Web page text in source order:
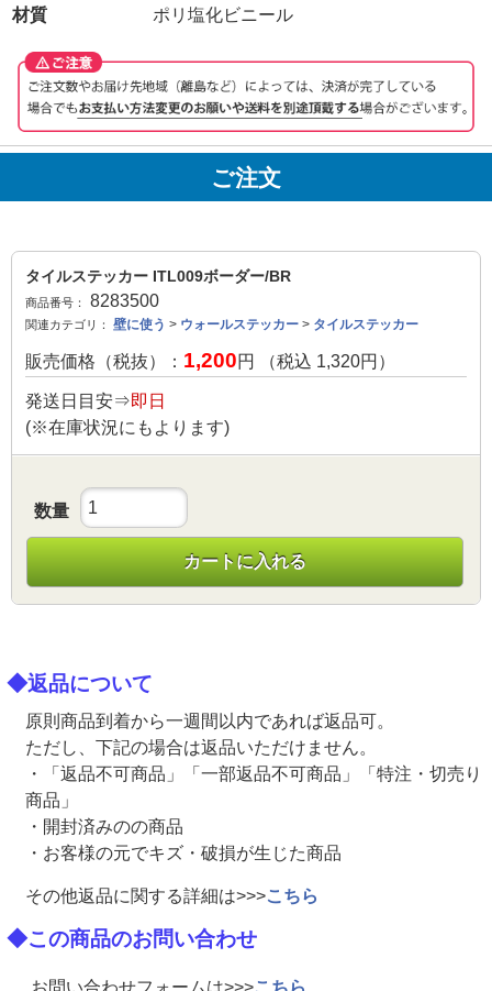
材質
ポリ塩化ビニール
ご注文
タイルステッカー ITL009ボーダー/BR
商品番号： 8283500
関連カテゴリ： 壁に使う > ウォールステッカー > タイルステッカー
販売価格（税抜）： 1,200円 （税込 1,320円）
発送日目安⇒即日
(※在庫状況にもよります)
数量
カートに入れる
◆返品について
原則商品到着から一週間以内であれば返品可。
ただし、下記の場合は返品いただけません。
・「返品不可商品」「一部返品不可商品」「特注・切売り
商品」
・開封済みのの商品
・お客様の元でキズ・破損が生じた商品
その他返品に関する詳細は>>>こちら
◆この商品のお問い合わせ
お問い合わせフォームは>>>こちら